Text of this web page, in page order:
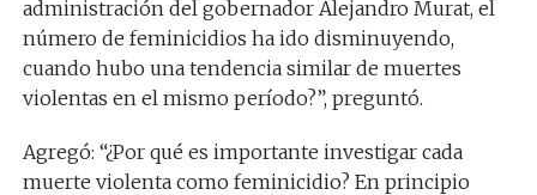
administración del gobernador Alejandro Murat, el
número de feminicidios ha ido disminuyendo,
cuando hubo una tendencia similar de muertes
violentas en el mismo período?”, preguntó.
Agregó: “¿Por qué es importante investigar cada
muerte violenta como feminicidio? En principio